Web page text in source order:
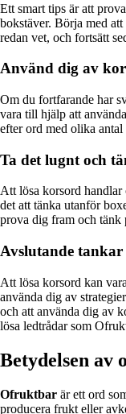
Ett smart tips är att
bokstäver. Börja med att
redan vet, och fortsätt
Använd dig av
Om du fortfarande har
vara till hjälp att
efter ord med olika
Ta det lugnt och
Att lösa korsord
det att tänka utanför
prova dig fram och tänk
Avslutande tankar
Att lösa korsord kan
använda dig av
och att använda dig av
lösa ledtrådar som
Betydelsen
Ofruktbar är ett ord
producera frukt eller